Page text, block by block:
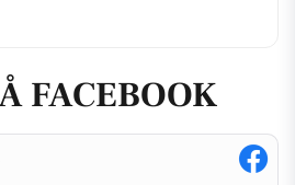
FACEBOOK